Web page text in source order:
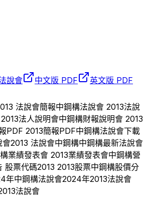
說會 中文版 PDF
英文版 PDF
法說會簡報中鋼構法說會 2013法說
2013法人說明會中鋼構財報說明會 2013
PDF 2013簡報PDF中鋼構法說會下載
會2013 法說會中鋼構中鋼構最新法說會
業績發表會 2013業績發表會中鋼構營
股票代碼2013 2013股票中鋼構股價分
年中鋼構法說會2024年2013法說會
法說會